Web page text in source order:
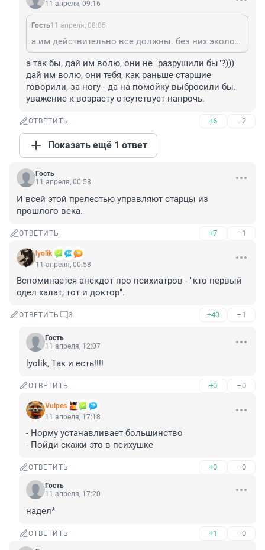
11 апреля, 09:16
Гость11 апреля, 08:05
а им действительно все должны. без них экологию и экономику разрушили, утопили все перспективы, а отвечать не хотите? и не нанимай, удачи тебе выжить. видим вокруг к чему приводит борьба с ходом времени. они-то адаптируются, а ты, как сам заявляешь, уже не смог.
а так бы, дай им волю, они не "разрушили бы"?)))
дай им волю, они тебя, как раньше старшие
говорили, за ногу - да на помойку выбросили бы.
уважение к возрасту отсутствует напрочь.
ОТВЕТИТЬ +6 –2
Показать ещё 1 ответ
Гость
11 апреля, 00:58
И всей этой прелестью управляют старцы из
прошлого века.
ОТВЕТИТЬ +7 –1
lyolik
11 апреля, 00:58
Вспоминается анекдот про психиатров - "кто первый
одел халат, тот и доктор".
ОТВЕТИТЬ 3 +40 –1
Гость
11 апреля, 12:07
lyolik, Так и есть!!!!
ОТВЕТИТЬ +0 –0
Vulpes
11 апреля, 17:18
- Норму устанавливает большинство
- Пойди скажи это в психушке
ОТВЕТИТЬ +0 –0
Гость
11 апреля, 17:20
надел*
ОТВЕТИТЬ +1 –0